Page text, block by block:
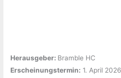
Herausgeber: ‎ Bramble HC
Erscheinungstermin: ‎1. April 2026